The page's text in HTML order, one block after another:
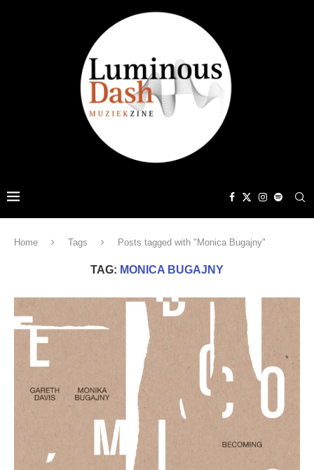
Home Tags Posts tagged with "Monica Bugajny"
TAG: MONICA BUGAJNY